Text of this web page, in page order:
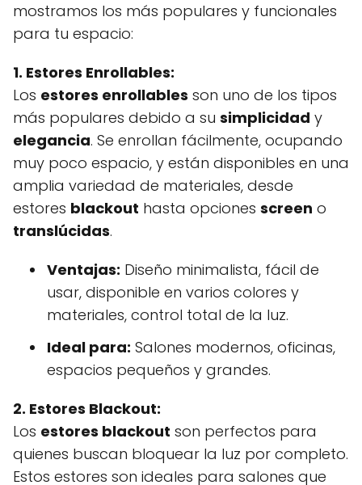
mostramos los más populares y funcionales
para tu espacio:
1. Estores Enrollables:
Los estores enrollables son uno de los tipos
más populares debido a su simplicidad y
elegancia. Se enrollan fácilmente, ocupando
muy poco espacio, y están disponibles en una
amplia variedad de materiales, desde
estores blackout hasta opciones screen o
translúcidas.
Ventajas: Diseño minimalista, fácil de
usar, disponible en varios colores y
materiales, control total de la luz.
Ideal para: Salones modernos, oficinas,
espacios pequeños y grandes.
2. Estores Blackout:
Los estores blackout son perfectos para
quienes buscan bloquear la luz por completo.
Estos estores son ideales para salones que